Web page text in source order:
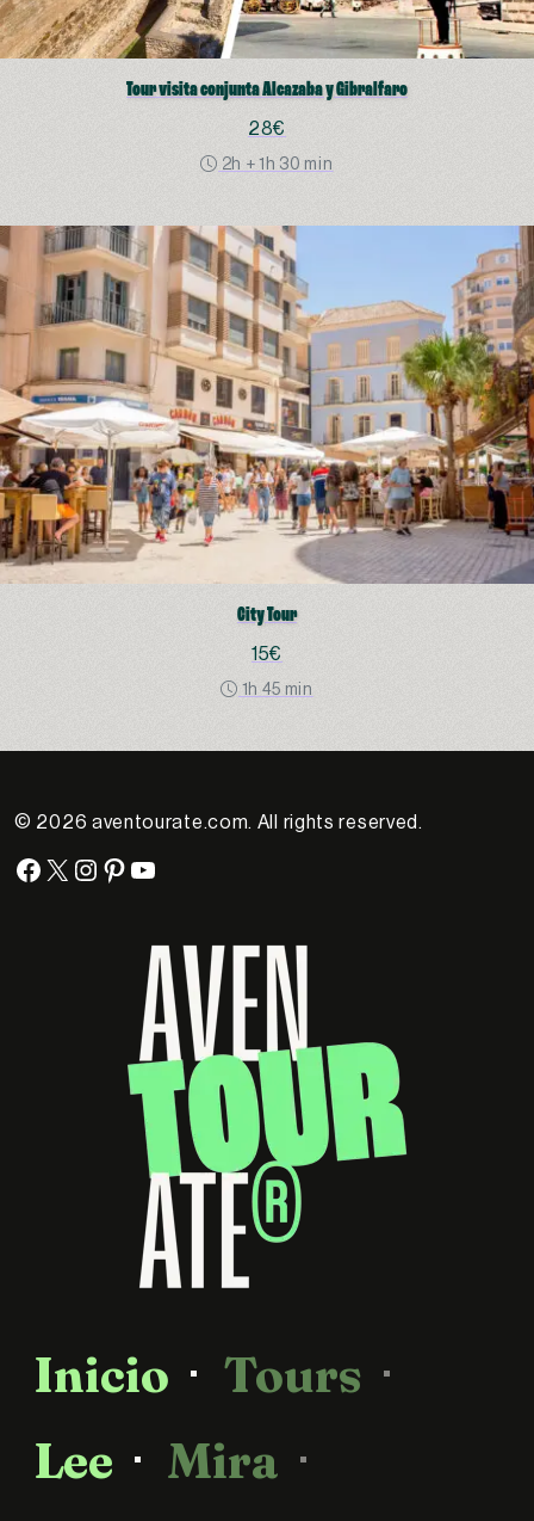
Tour visita conjunta Alcazaba y Gibralfaro
28€
2h + 1h 30 min
City Tour
15€
1h 45 min
© 2026 aventourate.com. All rights reserved.
Facebook
X Instagram
Pinterest
YouTube
Inicio
Tours
Lee
Mira